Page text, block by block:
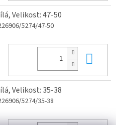
Velikost: 47-50
5274/47-50
Velikost: 35-38
5274/35-38